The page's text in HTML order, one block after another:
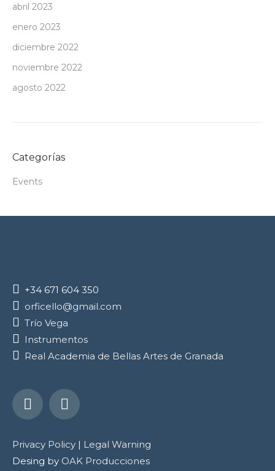
abril 2023
enero 2023
diciembre 2022
noviembre 2022
agosto 2022
Categorías
Events
+34 671 604 350
orficello@gmail.com
Trío Vega
Instrumentos
Real Academia de Bellas Artes de Granada
YoutubeFacebook
Privacy Policy | Legal Warning
Desing by OAK Producciones